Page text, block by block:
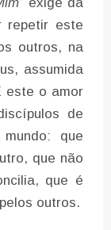
repetir este
outros, na
assumida
este o amor
de
que
que não
que é
outros.